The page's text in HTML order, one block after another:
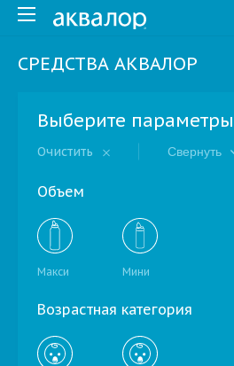
СРЕДСТВА АКВАЛОР
Выберите параметры
Очистить Свернуть
Объем
Макси Мини
Возрастная категория